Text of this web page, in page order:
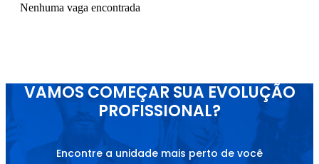
Nenhuma vaga encontrada
VAMOS COMEÇAR SUA EVOLUÇÃO
PROFISSIONAL?
Encontre a unidade mais perto de você